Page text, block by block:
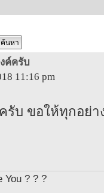
ค์ครับ
11:16 pm
รับ ขอให้ทุกอย่
You ? ? ?